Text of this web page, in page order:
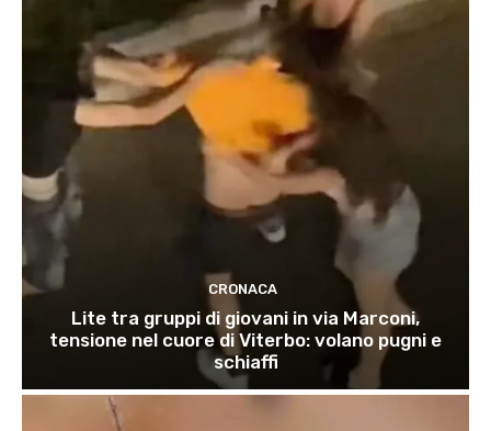
CRONACA
Lite tra gruppi di giovani in via Marconi,
tensione nel cuore di Viterbo: volano pugni e
schiaffi